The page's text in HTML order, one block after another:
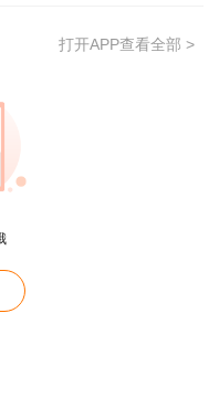
67265536
本人身份证原
。
打开APP查看全部 >